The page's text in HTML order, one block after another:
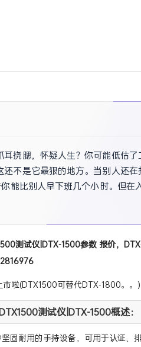
挠腮，怀疑人生？你可能低估
不是它最狠的地方。当别人还
能比别人早下班几个小时。但
测试仪|DTX-1500参数 报价，
啦(DTX1500可替代DTX-1800。。)
测试仪|DTX-1500概述：
固耐用的手持设备，可用于认证、